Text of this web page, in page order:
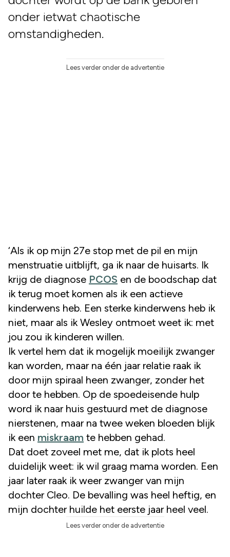
onder ietwat chaotische
omstandigheden.
Lees verder onder de advertentie
‘Als ik op mijn 27e stop met de pil en mijn
menstruatie uitblijft, ga ik naar de huisarts. Ik
krijg de diagnose PCOS en de boodschap dat
ik terug moet komen als ik een actieve
kinderwens heb. Een sterke kinderwens heb ik
niet, maar als ik Wesley ontmoet weet ik: met
jou zou ik kinderen willen.
Ik vertel hem dat ik mogelijk moeilijk zwanger
kan worden, maar na één jaar relatie raak ik
door mijn spiraal heen zwanger, zonder het
door te hebben. Op de spoedeisende hulp
word ik naar huis gestuurd met de diagnose
nierstenen, maar na twee weken bloeden blijk
ik een miskraam te hebben gehad.
Dat doet zoveel met me, dat ik plots heel
duidelijk weet: ik wil graag mama worden. Een
jaar later raak ik weer zwanger van mijn
dochter Cleo. De bevalling was heel heftig, en
mijn dochter huilde het eerste jaar heel veel.
Lees verder onder de advertentie